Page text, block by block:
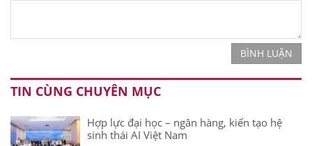
BÌNH LUẬN
TIN CÙNG CHUYÊN MỤC
Hợp lực đại học – ngân hàng, kiến tạo hệ
sinh thái AI Việt Nam